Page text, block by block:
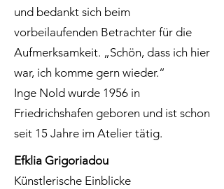
und bedankt sich beim
vorbeilaufenden Betrachter für die
Aufmerksamkeit. „Schön, dass ich hier
war, ich komme gern wieder.“
Inge Nold wurde 1956 in
Friedrichshafen geboren und ist schon
seit 15 Jahre im Atelier tätig.
Efklia Grigoriadou
Künstlerische Einblicke